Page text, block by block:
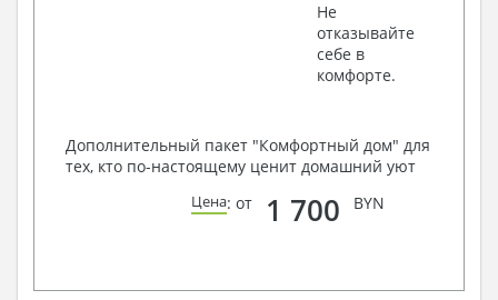
Не
отказывайте
себе в
комфорте.
Дополнительный пакет "Комфортный дом" для
тех, кто по-настоящему ценит домашний уют
Цена: от 1 700 BYN